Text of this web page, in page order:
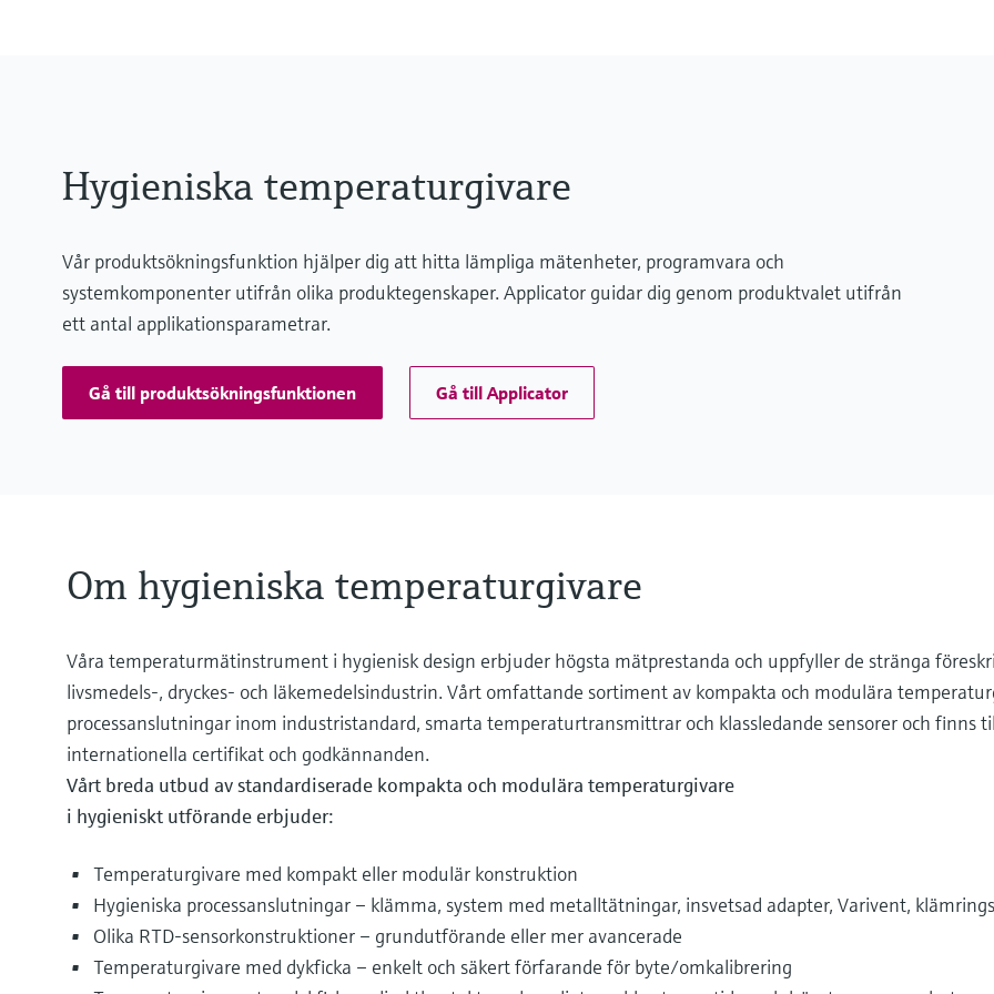
Hygieniska temperaturgivare
Vår produktsökningsfunktion hjälper dig att hitta lämpliga mätenheter, programvara och
systemkomponenter utifrån olika produktegenskaper. Applicator guidar dig genom produktvalet utifrån
ett antal applikationsparametrar.
Gå till produktsökningsfunktionen Gå till Applicator
Om hygieniska temperaturgivare
Våra temperaturmätinstrument i hygienisk design erbjuder högsta mätprestanda och uppfyller de stränga
livsmedels-, dryckes- och läkemedelsindustrin. Vårt omfattande sortiment av kompakta och modulära
processanslutningar inom industristandard, smarta temperaturtransmittrar och klassledande sensorer och finns
internationella certifikat och godkännanden.
Vårt breda utbud av standardiserade kompakta och modulära temperaturgivare
i hygieniskt utförande erbjuder:
Temperaturgivare med kompakt eller modulär konstruktion
Hygieniska processanslutningar – klämma, system med metalltätningar, insvetsad adapter, Varivent,
Olika RTD-sensorkonstruktioner – grundutförande eller mer avancerade
Temperaturgivare med dykficka – enkelt och säkert förfarande för byte/omkalibrering